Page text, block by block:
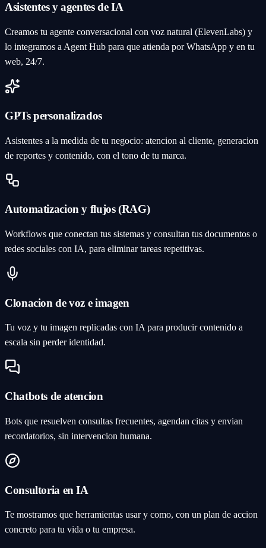
Asistentes y agentes de IA
Creamos tu agente conversacional con voz natural (ElevenLabs) y
lo integramos a Agent Hub para que atienda por WhatsApp y en tu
web, 24/7.
GPTs personalizados
Asistentes a la medida de tu negocio: atencion al cliente, generacion
de reportes y contenido, con el tono de tu marca.
Automatizacion y flujos (RAG)
Workflows que conectan tus sistemas y consultan tus documentos o
redes sociales con IA, para eliminar tareas repetitivas.
Clonacion de voz e imagen
Tu voz y tu imagen replicadas con IA para producir contenido a
escala sin perder identidad.
Chatbots de atencion
Bots que resuelven consultas frecuentes, agendan citas y envian
recordatorios, sin intervencion humana.
Consultoria en IA
Te mostramos que herramientas usar y como, con un plan de accion
concreto para tu vida o tu empresa.